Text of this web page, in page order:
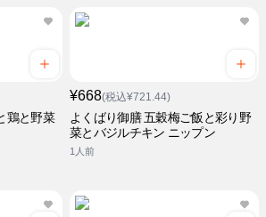
鶏と野菜
¥668(税込¥721.44)
よくばり御膳 五穀梅ご飯と彩り野
菜とバジルチキン ニップン
1人前